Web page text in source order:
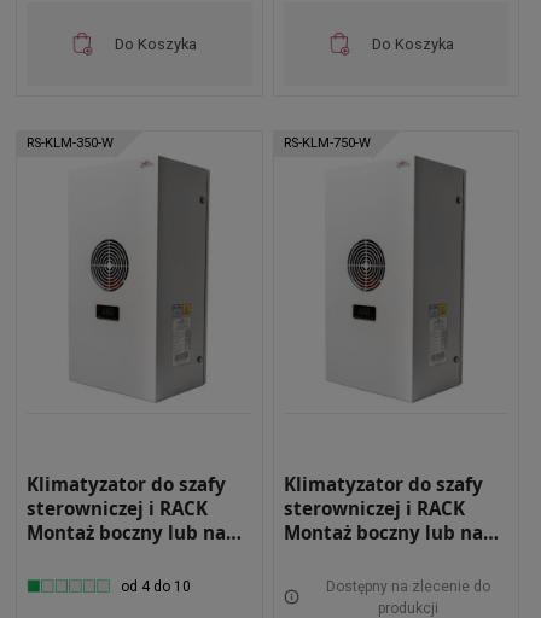
Do Koszyka Do Koszyka
RS-KLM-350-W
Klimatyzator do szafy
sterowniczej i RACK
Montaż boczny lub na
chłodnicza 350W
od 4 do 10
RS-KLM-750-W
Klimatyzator do szafy
sterowniczej i RACK
Montaż boczny lub na
chłodnicza 790W
Wewnętrzny RS-KLM-
Dostępny na zlecenie do
produkcji